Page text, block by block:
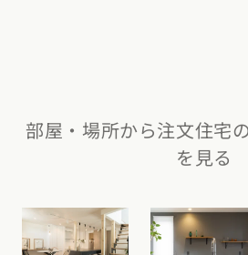
部屋・場所から注文住宅
を見る